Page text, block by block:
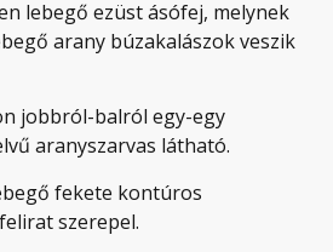
lebegő ezüst ásófej, melynek
arany búzakalászok veszik
jobbról-balról egy-egy
aranyszarvas látható.
fekete kontúros
felirat szerepel.